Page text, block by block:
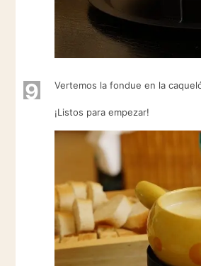
9 Vertemos la fondue en la
¡Listos para empezar!